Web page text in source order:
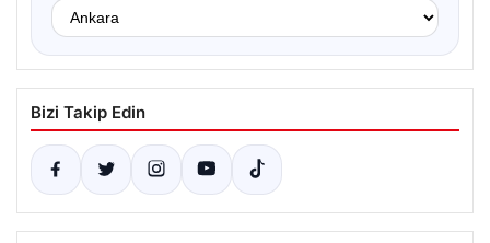
Bizi Takip Edin